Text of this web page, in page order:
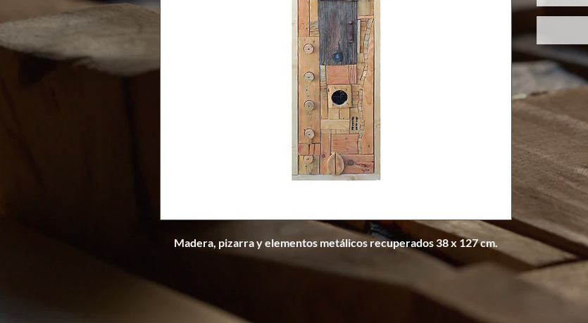
Madera, pizarra y elementos metálicos recuperados 38 x 127 cm.